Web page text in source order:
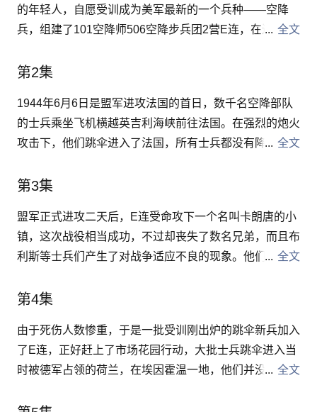
的年轻人，自愿受训成为美军最新的一个兵种——空降
兵，组建了101空降师506空降步兵团2营E连，在连长索
姓，成长为了美军最精锐的空降兵。 1943年9月6日，E
练中，士兵们因索伯上尉较低的指挥能力而无法信任索
伯。深受士兵们爱戴的年轻军官温特斯中尉和大家厌恶的
索柏上尉之间，形成了紧张的对立状态。在一次E连士官
连被调到后方的一个训练基地担任教官，E连的士兵自此
摆脱了索伯并迎来一位新的连长。
全文
第2集
1944年6月6日是盟军进攻法国的首日，数千名空降部队
的士兵乘坐飞机横越英吉利海峡前往法国。在强烈的炮火
攻击下，他们跳伞进入了法国，所有士兵都没有降落到预
品，于是温特斯中尉集合起落单的士兵，出发寻找E连的
海滩的一个炮火点，这次的任务圆满成功，为滩头的登陆
行动扫除了炮火威胁。但是负责担任指挥的温特斯中尉，
却失去了他的第一名弟兄。
全文
第3集
盟军正式进攻二天后，E连受命攻下一个名叫卡朗唐的小
镇，这次战役相当成功，不过却丧失了数名兄弟，而且布
利斯等士兵们产生了对战争适应不良的现象。他们在诺曼
但是好日子并未持续多久，经过简短的修正之后，他们再
全文
第4集
由于死伤人数惨重，于是一批受训刚出炉的跳伞新兵加入
了E连，正好赶上了市场花园行动，大批士兵跳伞进入当
时被德军占领的荷兰，在埃因霍温一地，他们并没有碰上
E连与一群英国的坦克部队节节撤退，伤亡重大。盟军原
全文